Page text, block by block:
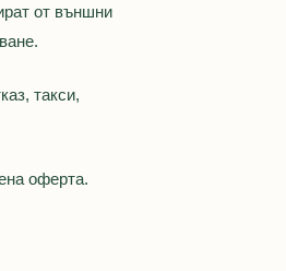
от външни
такси,
оферта.